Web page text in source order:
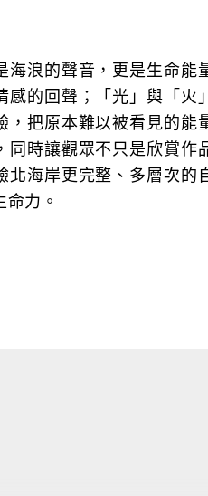
海浪的聲音，更是生命
感的回聲；「光」與「火
，把原本難以被看見的能
同時讓觀眾不只是欣賞作
北海岸更完整、多層次的
力。